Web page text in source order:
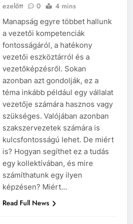
ezelőtt
0 4 mins
Manapság egyre többet hallunk
a vezetői kompetenciák
fontosságáról, a hatékony
vezetői eszköztárról és a
vezetőképzésről. Sokan
azonban azt gondolják, ez a
téma inkább például egy vállalat
vezetője számára hasznos vagy
szükséges. Valójában azonban
szakszervezetek számára is
kulcsfontosságú lehet. De miért
is? Hogyan segíthet ez a tudás
egy kollektívában, és mire
számíthatunk egy ilyen
képzésen? Miért…
Read Full News